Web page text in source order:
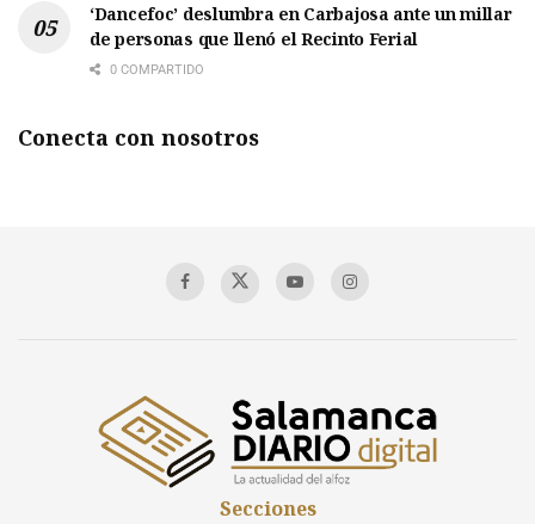
‘Dancefoc’ deslumbra en Carbajosa ante un millar
de personas que llenó el Recinto Ferial
0 COMPARTIDO
Conecta con nosotros
Secciones